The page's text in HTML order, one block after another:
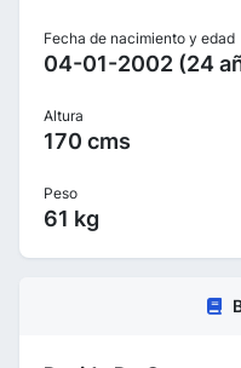
Fecha de nacimiento y edad
04-01-2002 (24
Altura
170 cms
Peso
61 kg